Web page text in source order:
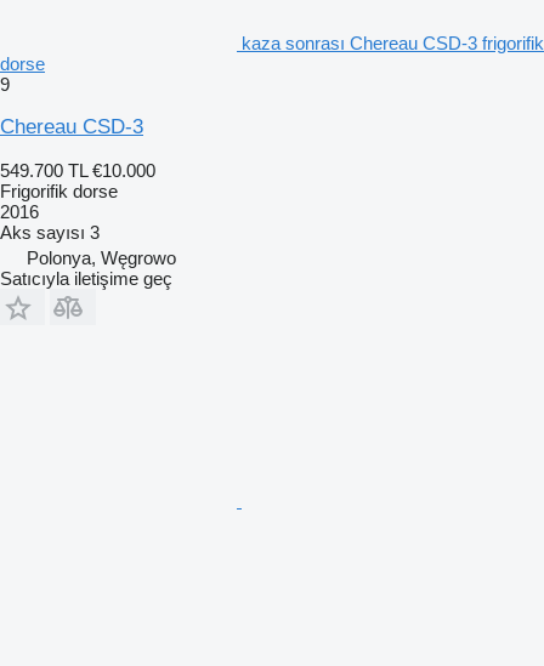
kaza sonrası Chereau CSD-3 frigorifik
dorse
9
Chereau CSD-3
549.700 TL €10.000
Frigorifik dorse
2016
Aks sayısı 3
Polonya, Węgrowo
Satıcıyla iletişime geç